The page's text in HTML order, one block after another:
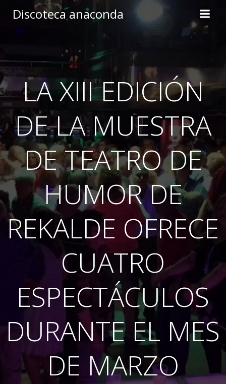
to
Discoteca anaconda
LA XIII EDICIÓN
DE LA MUESTRA
DE TEATRO DE
HUMOR DE
REKALDE OFRECE
CUATRO
ESPECTÁCULOS
DURANTE EL MES
DE MARZO